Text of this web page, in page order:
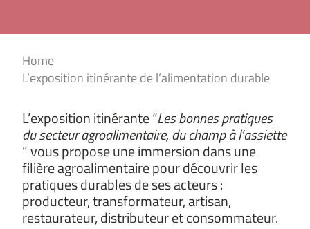
Home
L’exposition itinérante de l’alimentation durable
L’exposition itinérante “Les bonnes pratiques
du secteur agroalimentaire, du champ à l’assiette
” vous propose une immersion dans une
filière agroalimentaire pour découvrir les
pratiques durables de ses acteurs :
producteur, transformateur, artisan,
restaurateur, distributeur et consommateur.